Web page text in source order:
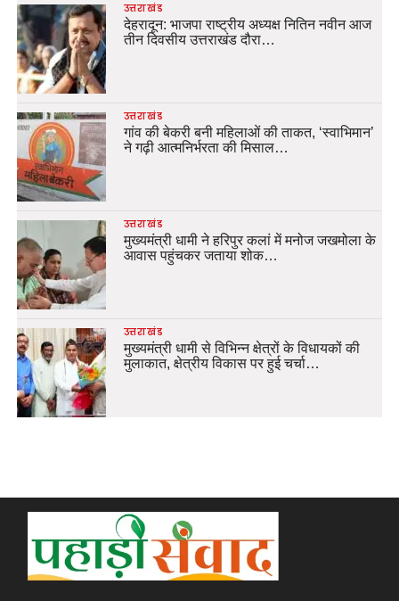
उत्तराखंड
देहरादून: भाजपा राष्ट्रीय अध्यक्ष नितिन नवीन आज
तीन दिवसीय उत्तराखंड दौरा…
उत्तराखंड
गांव की बेकरी बनी महिलाओं की ताकत, ‘स्वाभिमान’
ने गढ़ी आत्मनिर्भरता की मिसाल…
उत्तराखंड
मुख्यमंत्री धामी ने हरिपुर कलां में मनोज जखमोला के
आवास पहुंचकर जताया शोक…
उत्तराखंड
मुख्यमंत्री धामी से विभिन्न क्षेत्रों के विधायकों की
मुलाकात, क्षेत्रीय विकास पर हुई चर्चा…